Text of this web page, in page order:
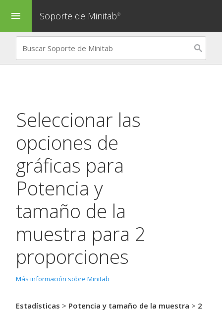
menu Soporte de Minitab®
Seleccionar las
opciones de
gráficas para
Potencia y
tamaño de la
muestra para 2
proporciones
Más información sobre Minitab
Estadísticas > Potencia y tamaño de la muestra > 2